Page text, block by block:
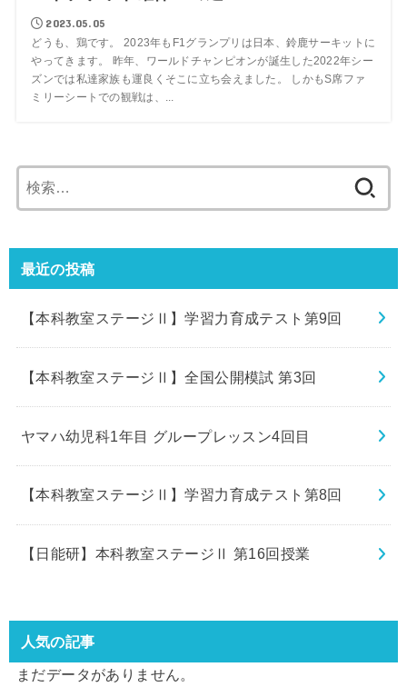
2023.05.05
どうも、鶏です。 2023年もF1グランプリは日本、鈴鹿サーキットに
やってきます。 昨年、ワールドチャンピオンが誕生した2022年シー
ズンでは私達家族も運良くそこに立ち会えました。 しかもS席ファ
ミリーシートでの観戦は、...
索:
最近の投稿
【本科教室ステージⅡ】学習力育成テスト第9回
【本科教室ステージⅡ】全国公開模試 第3回
ヤマハ幼児科1年目 グループレッスン4回目
【本科教室ステージⅡ】学習力育成テスト第8回
【日能研】本科教室ステージⅡ 第16回授業
人気の記事
まだデータがありません。